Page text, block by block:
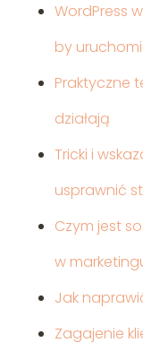
WordPress
by
Praktyczne
działają
Tricki i
usprawnić
Czym jest
w
Jak
Zagajenie